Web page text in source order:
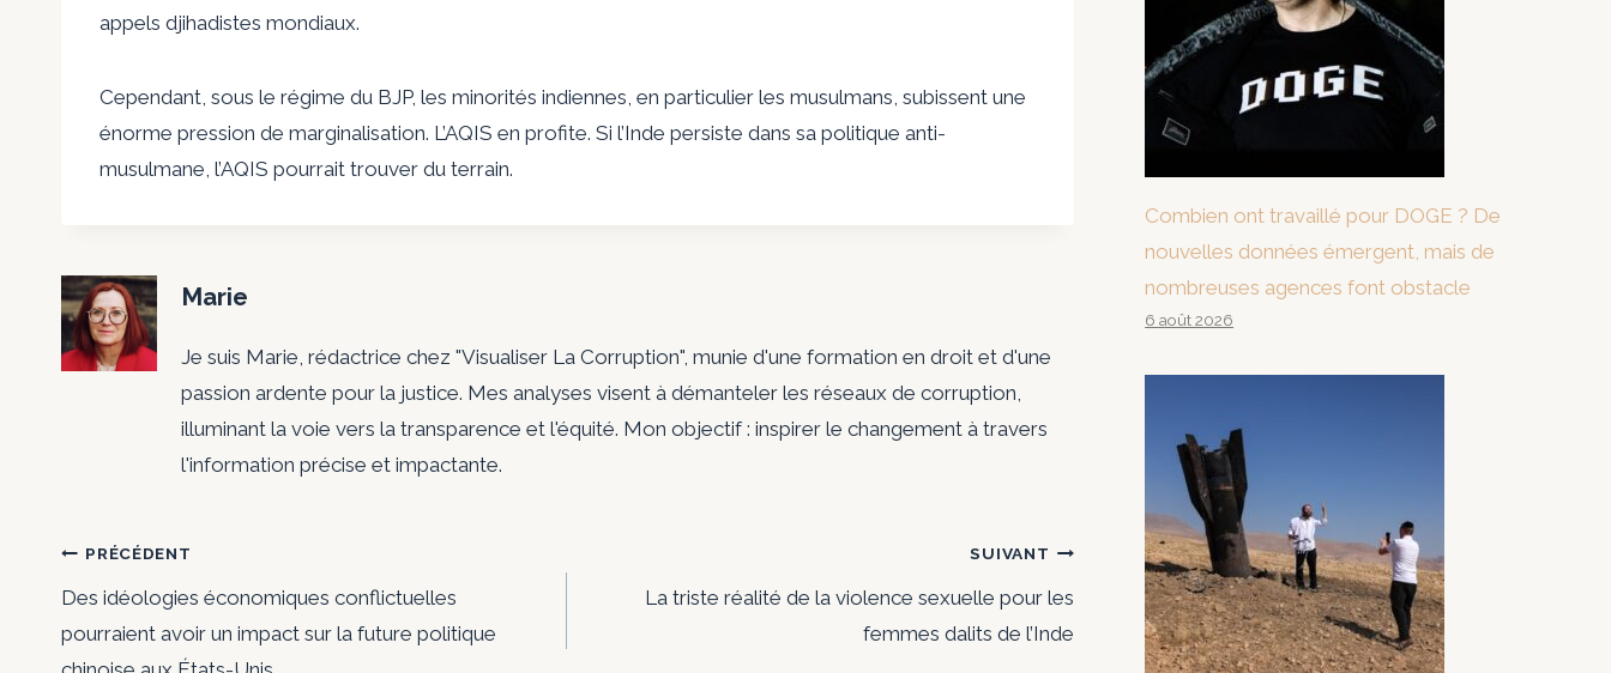
appels djihadistes mondiaux.
Cependant, sous le régime du BJP, les minorités indiennes, en particulier les musulmans, subissent une
énorme pression de marginalisation. L’AQIS en profite. Si l’Inde persiste dans sa politique anti-
musulmane, l’AQIS pourrait trouver du terrain.
Marie
Je suis Marie, rédactrice chez "Visualiser La Corruption", munie d'une formation en droit et d'une
passion ardente pour la justice. Mes analyses visent à démanteler les réseaux de corruption,
illuminant la voie vers la transparence et l'équité. Mon objectif : inspirer le changement à travers
l'information précise et impactante.
Navigation
de
PRÉCÉDENT
Des idéologies économiques conflictuelles
pourraient avoir un impact sur la future politique
SUIVANT
La triste réalité de la violence sexuelle pour les
femmes dalits de l’Inde
Combien ont travaillé pour DOGE ? De
nouvelles données émergent, mais de
nombreuses agences font obstacle
6 août 2026